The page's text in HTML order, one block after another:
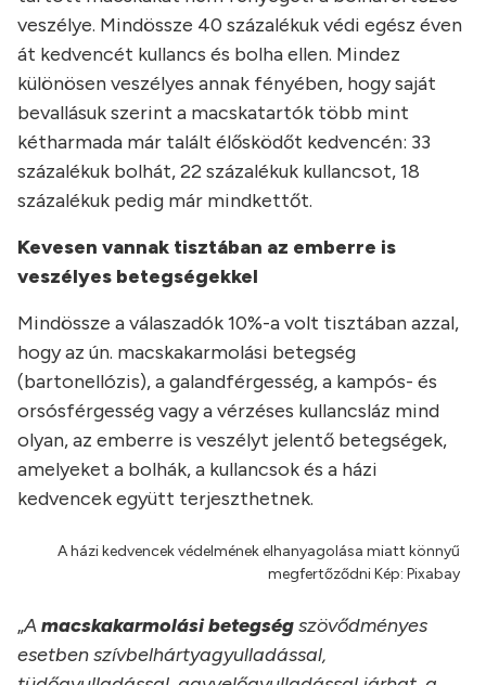
veszélye. Mindössze 40 százalékuk védi egész éven
át kedvencét kullancs és bolha ellen. Mindez
különösen veszélyes annak fényében, hogy saját
bevallásuk szerint a macskatartók több mint
kétharmada már talált élősködőt kedvencén: 33
százalékuk bolhát, 22 százalékuk kullancsot, 18
százalékuk pedig már mindkettőt.
Kevesen vannak tisztában az emberre is
veszélyes betegségekkel
Mindössze a válaszadók 10%-a volt tisztában azzal,
hogy az ún. macskakarmolási betegség
(bartonellózis), a galandférgesség, a kampós- és
orsósférgesség vagy a vérzéses kullancsláz mind
olyan, az emberre is veszélyt jelentő betegségek,
amelyeket a bolhák, a kullancsok és a házi
kedvencek együtt terjeszthetnek.
A házi kedvencek védelmének elhanyagolása miatt könnyű
megfertőződni Kép: Pixabay
„Amacskakarmolási betegségszövődményes
esetben szívbelhártyagyulladással,